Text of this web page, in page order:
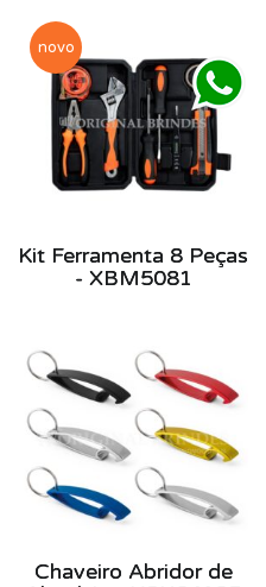
novo
Kit Ferramenta 8 Peças
- XBM5081
Chaveiro Abridor de